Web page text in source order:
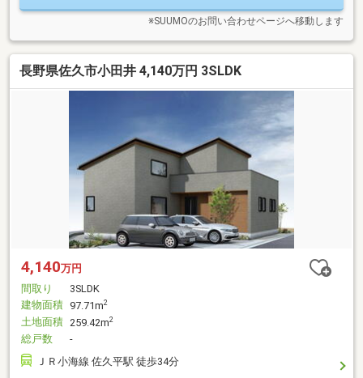
※SUUMOのお問い合わせページへ移動します
長野県佐久市小田井 4,140万円 3SLDK
4,140万円
間取り
3SLDK
建物面積 97.71m2
土地面積 259.42m2
総戸数
-
ＪＲ小海線 佐久平駅 徒歩34分